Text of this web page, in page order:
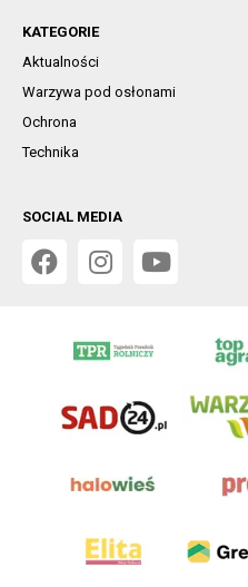
KATEGORIE
Aktualności
Warzywa pod osłonami
Ochrona
Technika
SOCIAL MEDIA